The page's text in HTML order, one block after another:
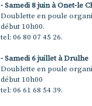
- Samedi 8 juin à Onet-le
Doublette en poule
début 10h00.
tel: 06 80 07 45 26.
- Samedi 6 juillet à Drulhe
Doublette en poule
début 10h00
tel: 06 61 68 54 39.